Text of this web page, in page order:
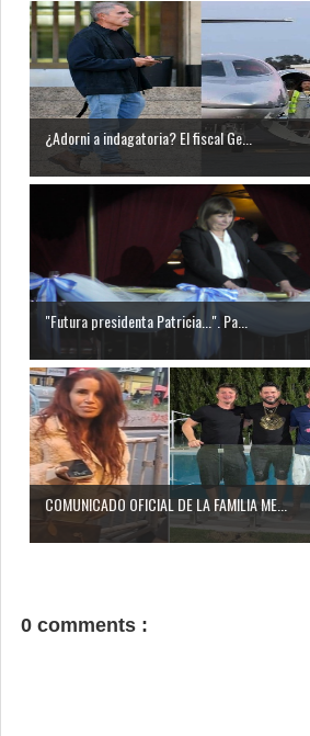
¿Adorni a indagatoria? El fiscal Ge...
"Futura presidenta Patricia...". Pa...
COMUNICADO OFICIAL DE LA FAMILIA ME...
0 comments :